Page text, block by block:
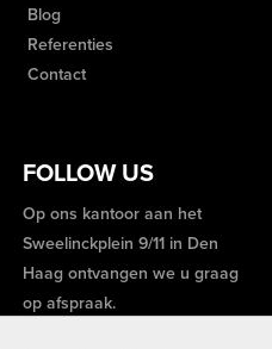
Blog
Referenties
Contact
FOLLOW US
Op ons kantoor aan het
Sweelinckplein 9/11 in Den
Haag ontvangen we u graag
op afspraak.